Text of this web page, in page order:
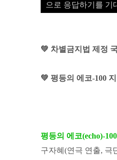
으로 응답하기를 기
💚 차별금지법 제정
💚 평등의 에코-100
평등의 에코(echo)-
구자혜(연극 연출, 극